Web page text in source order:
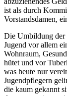
ist als durch
Vorstandsdamen,
Die Umbildung der
Jugend vor allem
Wohnraum,
hütet und vor
was heute nur
Jugendpflegern
die kaum gekannt